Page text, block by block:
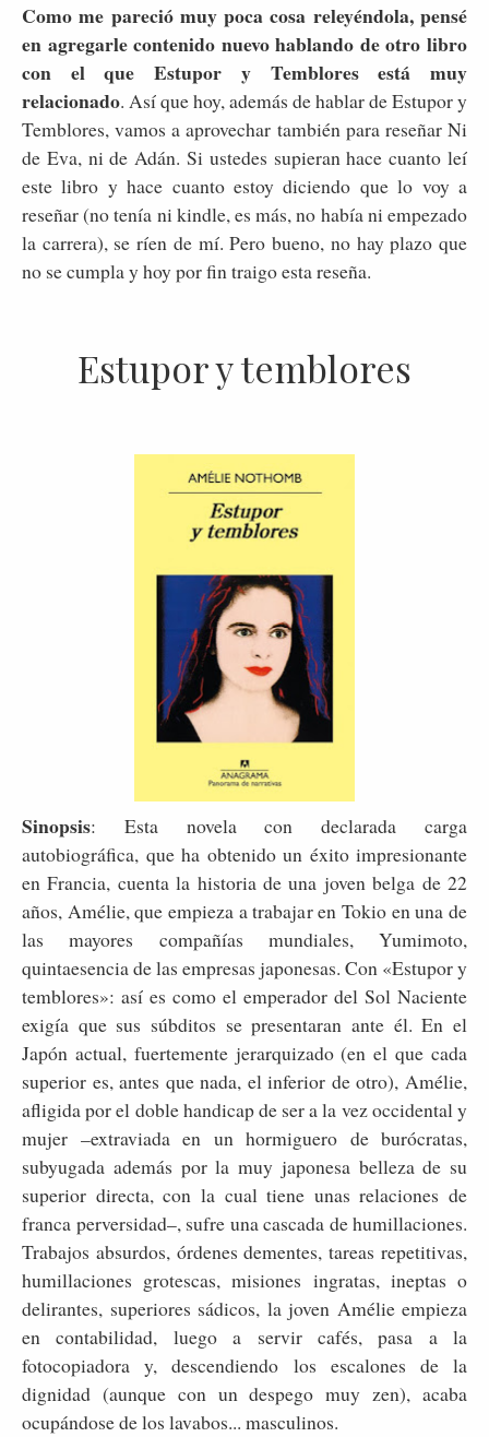
Como me pareció muy poca cosa releyéndola, pensé
en agregarle contenido nuevo hablando de otro libro
con el que Estupor y Temblores está muy
relacionado. Así que hoy, además de hablar de Estupor y
Temblores, vamos a aprovechar también para reseñar Ni
de Eva, ni de Adán. Si ustedes supieran hace cuanto leí
este libro y hace cuanto estoy diciendo que lo voy a
reseñar (no tenía ni kindle, es más, no había ni empezado
la carrera), se ríen de mí. Pero bueno, no hay plazo que
no se cumpla y hoy por fin traigo esta reseña.
Estupor y temblores
Sinopsis: Esta novela con declarada carga
autobiográfica, que ha obtenido un éxito impresionante
en Francia, cuenta la historia de una joven belga de 22
años, Amélie, que empieza a trabajar en Tokio en una de
las mayores compañías mundiales, Yumimoto,
quintaesencia de las empresas japonesas. Con «Estupor y
temblores»: así es como el emperador del Sol Naciente
exigía que sus súbditos se presentaran ante él. En el
Japón actual, fuertemente jerarquizado (en el que cada
superior es, antes que nada, el inferior de otro), Amélie,
afligida por el doble handicap de ser a la vez occidental y
mujer –extraviada en un hormiguero de burócratas,
subyugada además por la muy japonesa belleza de su
superior directa, con la cual tiene unas relaciones de
franca perversidad–, sufre una cascada de humillaciones.
Trabajos absurdos, órdenes dementes, tareas repetitivas,
humillaciones grotescas, misiones ingratas, ineptas o
delirantes, superiores sádicos, la joven Amélie empieza
en contabilidad, luego a servir cafés, pasa a la
fotocopiadora y, descendiendo los escalones de la
dignidad (aunque con un despego muy zen), acaba
ocupándose de los lavabos... masculinos.